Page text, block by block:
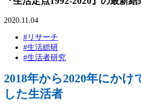
2020.11.04
#リサーチ
#生活総研
#生活者研究
2018年から2020年にかけ
した生活者